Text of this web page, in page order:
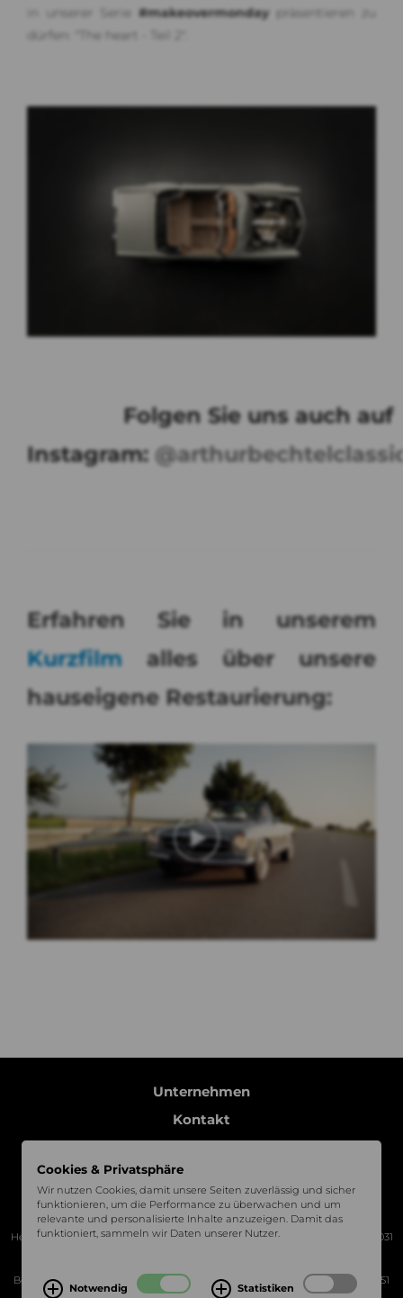
in unserer Serie #makeovermonday präsentieren zu
dürfen: "The heart - Teil 2".
Folgen Sie uns auch auf
Instagram:
Erfahren Sie in unserem
Kurzfilmalles über unsere
hauseigene Restaurierung:
Unternehmen
Kontakt
Datenschutz
Folgen Sie uns auf
Headquarter Böblingen | Charles-Lindbergh-Platz 1, 71034 Böblingen | +49 7031
Bechtel Classic Motors Services | Mercedesstraße 16, 71120 Grafenau | +49 7051
Cookies & Privatsphäre
Wir nutzen Cookies, damit unsere Seiten zuverlässig und sicher
funktionieren, um die Performance zu überwachen und um
relevante und personalisierte Inhalte anzuzeigen. Damit das
funktioniert, sammeln wir Daten unserer Nutzer.
Notwendig Statistiken